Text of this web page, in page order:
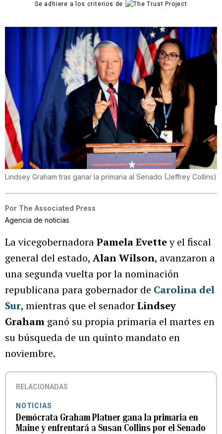
Se adhiere a los criterios de
Lindsey Graham tras ganar la primaria al Senado (Jeffrey Collins)
Por The Associated Press
Agencia de noticias
La vicegobernadoraPamela Evettey el fiscal
general del estado, Alan Wilson, avanzaron a
una segunda vuelta por la nominación
republicana para gobernador de Carolina del
Sur, mientras que el senadorLindsey
Graham ganó su propia primaria el martes en
su búsqueda de un quinto mandato en
noviembre.
RELACIONADAS
NOTICIAS
Demócrata Graham Platner gana la primaria en
Maine y enfrentará a Susan Collins por el Senado